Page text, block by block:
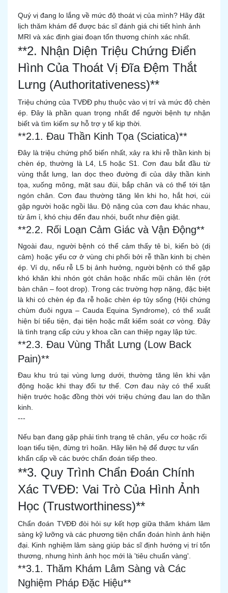
Quý vị đang lo lắng về mức độ thoát vị của mình? Hãy đặt
lịch thăm khám để được bác sĩ đánh giá chi tiết hình ảnh
MRI và xác định giai đoạn tổn thương chính xác nhất.
**2. Nhận Diện Triệu Chứng Điển
Hình Của Thoát Vị Đĩa Đệm Thắt
Lưng (Authoritativeness)**
Triệu chứng của TVĐĐ phụ thuộc vào vị trí và mức độ chèn
ép. Đây là phần quan trọng nhất để người bệnh tự nhận
biết và tìm kiếm sự hỗ trợ y tế kịp thời.
**2.1. Đau Thần Kinh Tọa (Sciatica)**
Đây là triệu chứng phổ biến nhất, xảy ra khi rễ thần kinh bị
chèn ép, thường là L4, L5 hoặc S1. Cơn đau bắt đầu từ
vùng thắt lưng, lan dọc theo đường đi của dây thần kinh
tọa, xuống mông, mặt sau đùi, bắp chân và có thể tới tận
ngón chân. Cơn đau thường tăng lên khi ho, hắt hơi, cúi
gập người hoặc ngồi lâu. Độ nặng của cơn đau khác nhau,
từ âm ỉ, khó chịu đến đau nhói, buốt như điện giật.
**2.2. Rối Loạn Cảm Giác và Vận Động**
Ngoài đau, người bệnh có thể cảm thấy tê bì, kiến bò (dị
cảm) hoặc yếu cơ ở vùng chi phối bởi rễ thần kinh bị chèn
ép. Ví dụ, nếu rễ L5 bị ảnh hưởng, người bệnh có thể gặp
khó khăn khi nhón gót chân hoặc nhấc mũi chân lên (rớt
bàn chân – foot drop). Trong các trường hợp nặng, đặc biệt
là khi có chèn ép đa rễ hoặc chèn ép tủy sống (Hội chứng
chùm đuôi ngựa – Cauda Equina Syndrome), có thể xuất
hiện bí tiểu tiện, đại tiện hoặc mất kiểm soát cơ vòng. Đây
là tình trạng cấp cứu y khoa cần can thiệp ngay lập tức.
**2.3. Đau Vùng Thắt Lưng (Low Back
Pain)**
Đau khu trú tại vùng lưng dưới, thường tăng lên khi vận
động hoặc khi thay đổi tư thế. Cơn đau này có thể xuất
hiện trước hoặc đồng thời với triệu chứng đau lan do thần
kinh.
---
Nếu bạn đang gặp phải tình trạng tê chân, yếu cơ hoặc rối
loạn tiểu tiện, đừng trì hoãn. Hãy liên hệ để được tư vấn
khẩn cấp về các bước chẩn đoán tiếp theo.
**3. Quy Trình Chẩn Đoán Chính
Xác TVĐĐ: Vai Trò Của Hình Ảnh
Học (Trustworthiness)**
Chẩn đoán TVĐĐ đòi hỏi sự kết hợp giữa thăm khám lâm
sàng kỹ lưỡng và các phương tiện chẩn đoán hình ảnh hiện
đại. Kinh nghiệm lâm sàng giúp bác sĩ định hướng vị trí tổn
thương, nhưng hình ảnh học mới là 'tiêu chuẩn vàng'.
**3.1. Thăm Khám Lâm Sàng và Các
Nghiệm Pháp Đặc Hiệu**